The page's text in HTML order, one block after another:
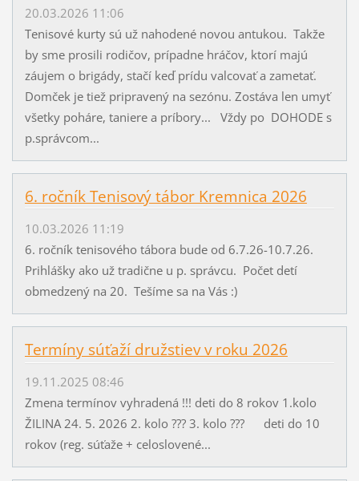
20.03.2026 11:06
Tenisové kurty sú už nahodené novou antukou. Takže
by sme prosili rodičov, prípadne hráčov, ktorí majú
záujem o brigády, stačí keď prídu valcovať a zametať.
Domček je tiež pripravený na sezónu. Zostáva len umyť
všetky poháre, taniere a príbory... Vždy po DOHODE s
p.správcom...
6. ročník Tenisový tábor Kremnica 2026
10.03.2026 11:19
6. ročník tenisového tábora bude od 6.7.26-10.7.26.
Prihlášky ako už tradične u p. správcu. Počet detí
obmedzený na 20. Tešíme sa na Vás :)
Termíny súťaží družstiev v roku 2026
19.11.2025 08:46
Zmena termínov vyhradená !!! deti do 8 rokov 1.kolo
ŽILINA 24. 5. 2026 2. kolo ??? 3. kolo ??? deti do 10
rokov (reg. súťaže + celoslovené...